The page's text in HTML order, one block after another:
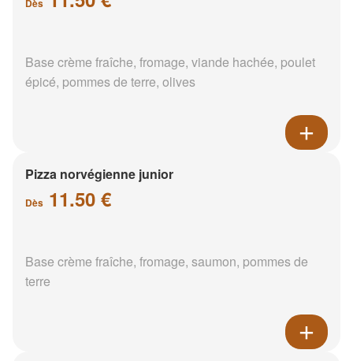
Dès
Base crème fraîche, fromage, viande hachée, poulet
épicé, pommes de terre, olives
Pizza norvégienne junior
Dès 11.50 €
Base crème fraîche, fromage, saumon, pommes de
terre